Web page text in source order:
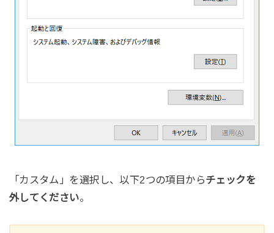
「カスタム」を選択し、以下2つの項目からチェックを
外してください。